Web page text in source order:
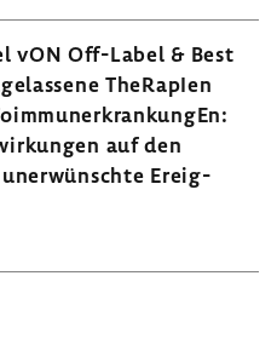
vON Off-​Label & Best
TheRa­pIen
auf den
Ereig­